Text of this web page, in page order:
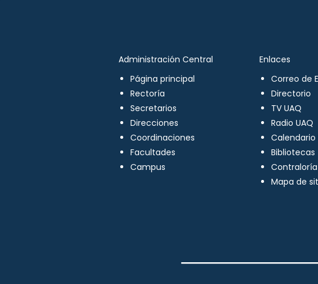
Administración Central
Página principal
Rectoría
Secretarios
Direcciones
Coordinaciones
Facultades
Campus
Enlaces
Correo de
Directorio
TV UAQ
Radio UAQ
Calendario
Bibliotecas
Mapa de